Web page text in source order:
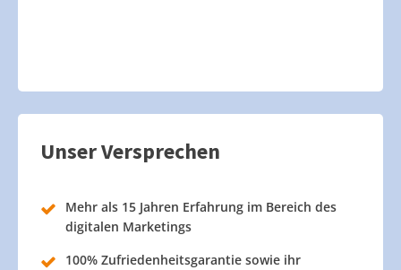
Unser Versprechen
Mehr als 15 Jahren Erfahrung im Bereich des
digitalen Marketings
100% Zufriedenheitsgarantie sowie ihr